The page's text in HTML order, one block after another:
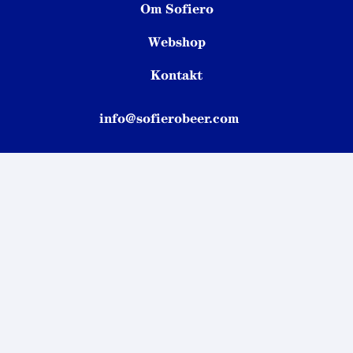
Om Sofiero
Webshop
Kontakt
info@sofierobeer.com